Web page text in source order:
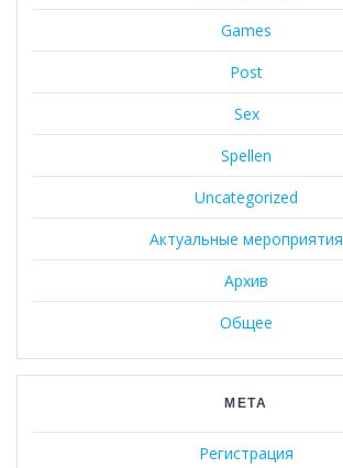
Games
Post
Sex
Spellen
Uncategorized
Актуальные мероприятия
Архив
Общее
МЕТА
Регистрация